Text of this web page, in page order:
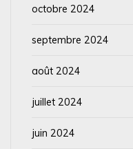
octobre 2024
septembre 2024
août 2024
juillet 2024
juin 2024